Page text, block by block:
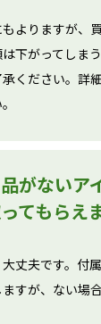
よりますが、
下がってしま
ください。詳
がないア
てもらえ
大丈夫です。付
すが、ない場